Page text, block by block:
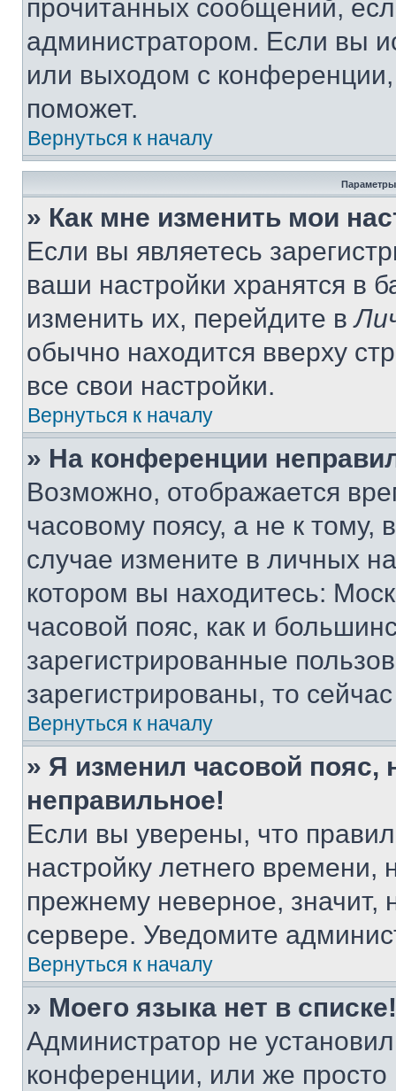
прочитанных сообщений,
администратором. Если вы
или выходом с
поможет.
Вернуться к началу
Параметры
» Как мне изменить мои
Если вы являетесь
ваши настройки хранятся в
изменить их, перейдите в
обычно находится вверху
все свои настройки.
Вернуться к началу
» На конференции
Возможно, отображается
часовому поясу, а не к тому,
случае измените в личных
котором вы находитесь:
часовой пояс, как и
зарегистрированные
зарегистрированы, то
Вернуться к началу
» Я изменил часовой пояс,
неправильное!
Если вы уверены, что
настройку летнего
прежнему неверное, значит,
сервере. Уведомите
Вернуться к началу
» Моего языка нет в списке!
Администратор не
конференции, или же